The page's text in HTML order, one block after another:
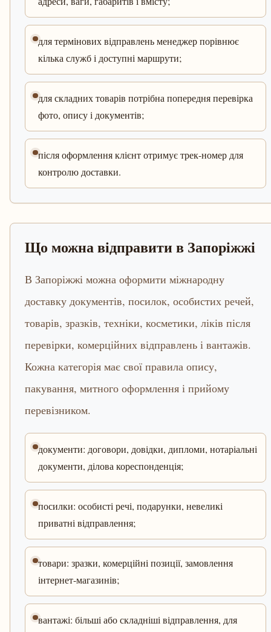
для термінових відправлень менеджер порівнює
кілька служб і доступні маршрути;
для складних товарів потрібна попередня перевірка
фото, опису і документів;
після оформлення клієнт отримує трек-номер для
контролю доставки.
Що можна відправити в Запоріжжі
В Запоріжжі можна оформити міжнародну
доставку документів, посилок, особистих речей,
товарів, зразків, техніки, косметики, ліків після
перевірки, комерційних відправлень і вантажів.
Кожна категорія має свої правила опису,
пакування, митного оформлення і прийому
перевізником.
документи: договори, довідки, дипломи, нотаріальні
документи, ділова кореспонденція;
посилки: особисті речі, подарунки, невеликі
приватні відправлення;
товари: зразки, комерційні позиції, замовлення
інтернет-магазинів;
вантажі: більші або складніші відправлення, для